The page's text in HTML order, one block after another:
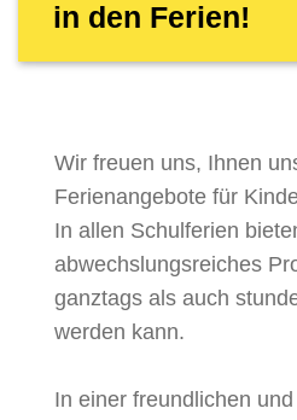
in den Ferien!
Wir freuen uns, Ihnen
Ferienangebote für
In allen Schulferien
abwechslungsreiches
ganztags als auch
werden kann.
In einer freundlichen